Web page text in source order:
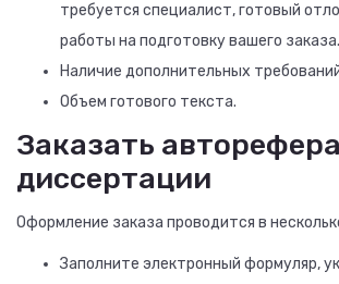
требуется специалист, готовый
работы на подготовку вашего заказа.
Наличие дополнительных
Объем готового текста.
Заказать
диссертации
Оформление заказа проводится в
Заполните электронный формуляр,